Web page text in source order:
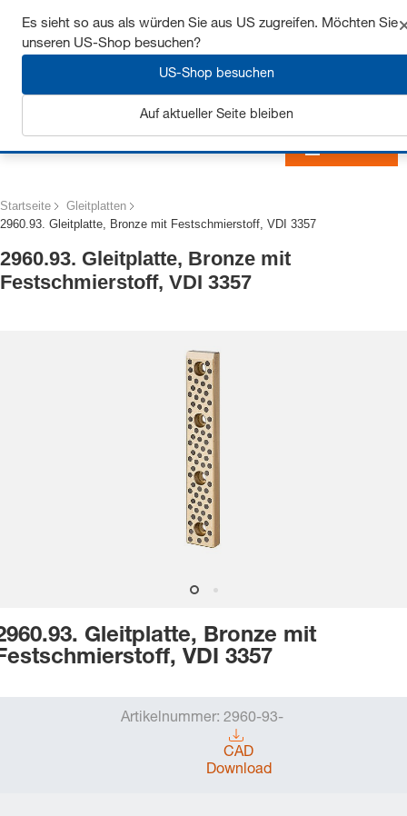
Sichern Sie sich bis zu 7% Rabatt - hier klicken um
mehr zu erfahren
Startseite
Gleitplatten
2960.93. Gleitplatte, Bronze mit Festschmierstoff, VDI 3357
2960.93. Gleitplatte, Bronze mit
Festschmierstoff, VDI 3357
Gleitplatte, Bronze mit
VDI 3357
Artikelnummer: 2960-93-
CAD
Download
Es sieht so aus als würden Sie aus US zugreifen. Möchten Sie
unseren US-Shop besuchen?
US-Shop besuchen
Auf aktueller Seite bleiben